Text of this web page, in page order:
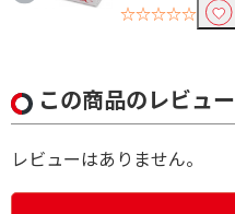
☆☆☆☆☆
この商品のレビュー
レビューはありません。